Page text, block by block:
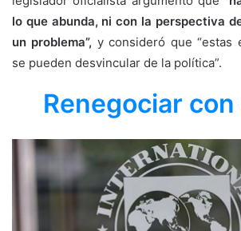
lo que abunda, ni con la perspectiva
un problema”, y consideró que “estas
se pueden desvincular de la política”.
Renegociar con